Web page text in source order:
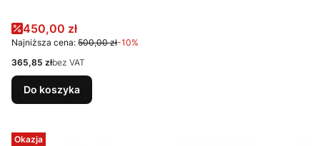
Cena promocyjna
450,00 zł
Najniższa cena: 500,00 zł-10%
Cena
365,85 złbez VAT
Do koszyka
Okazja